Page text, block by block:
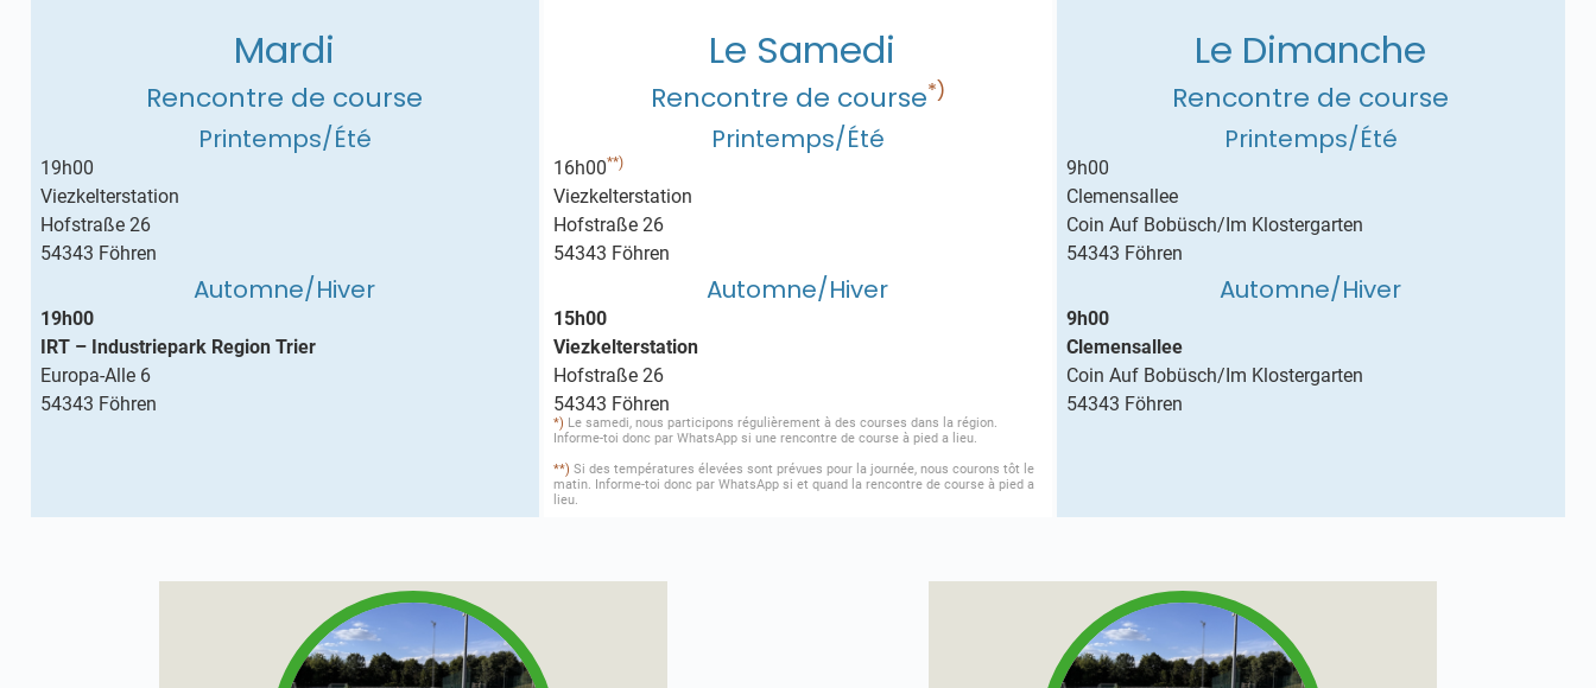
Mardi
Rencontre de course
Printemps/Été
19h00
Viezkelterstation
Hofstraße 26
54343 Föhren
Automne/Hiver
19h00
IRT – Industriepark Region Trier
Europa-Alle 6
54343 Föhren
Le Samedi
Rencontre de course*)
Printemps/Été
16h00**)
Viezkelterstation
Hofstraße 26
54343 Föhren
Automne/Hiver
15h00
Viezkelterstation
Hofstraße 26
54343 Föhren
*) Le samedi, nous participons régulièrement à des courses dans la région.
Informe-toi donc par WhatsApp si une rencontre de course à pied a lieu.
**) Si des températures élevées sont prévues pour la journée, nous courons tôt le
matin. Informe-toi donc par WhatsApp si et quand la rencontre de course à pied a
lieu.
Le Dimanche
Rencontre de course
Printemps/Été
9h00
Clemensallee
Coin Auf Bobüsch/Im Klostergarten
54343 Föhren
Automne/Hiver
9h00
Clemensallee
Coin Auf Bobüsch/Im Klostergarten
54343 Föhren